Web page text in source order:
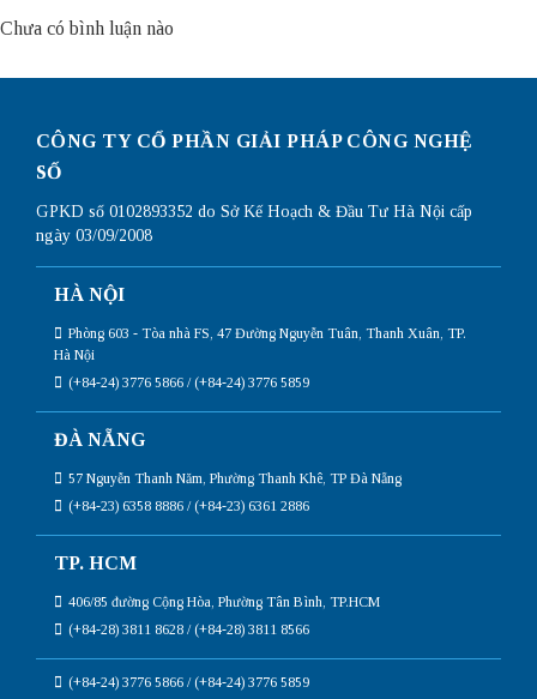
Chưa có bình luận nào
CÔNG TY CỔ PHẦN GIẢI PHÁP CÔNG NGHỆ
SỐ
GPKD số 0102893352 do Sở Kế Hoạch & Đầu Tư Hà Nội cấp
ngày 03/09/2008
HÀ NỘI
Phòng 603 - Tòa nhà FS, 47 Đường Nguyễn Tuân, Thanh Xuân, TP.
Hà Nội
(+84-24) 3776 5866 / (+84-24) 3776 5859
ĐÀ NẴNG
57 Nguyễn Thanh Năm, Phường Thanh Khê, TP Đà Nẵng
(+84-23) 6358 8886 / (+84-23) 6361 2886
TP. HCM
406/85 đường Cộng Hòa, Phường Tân Bình, TP.HCM
(+84-28) 3811 8628 / (+84-28) 3811 8566
(+84-24) 3776 5866 / (+84-24) 3776 5859